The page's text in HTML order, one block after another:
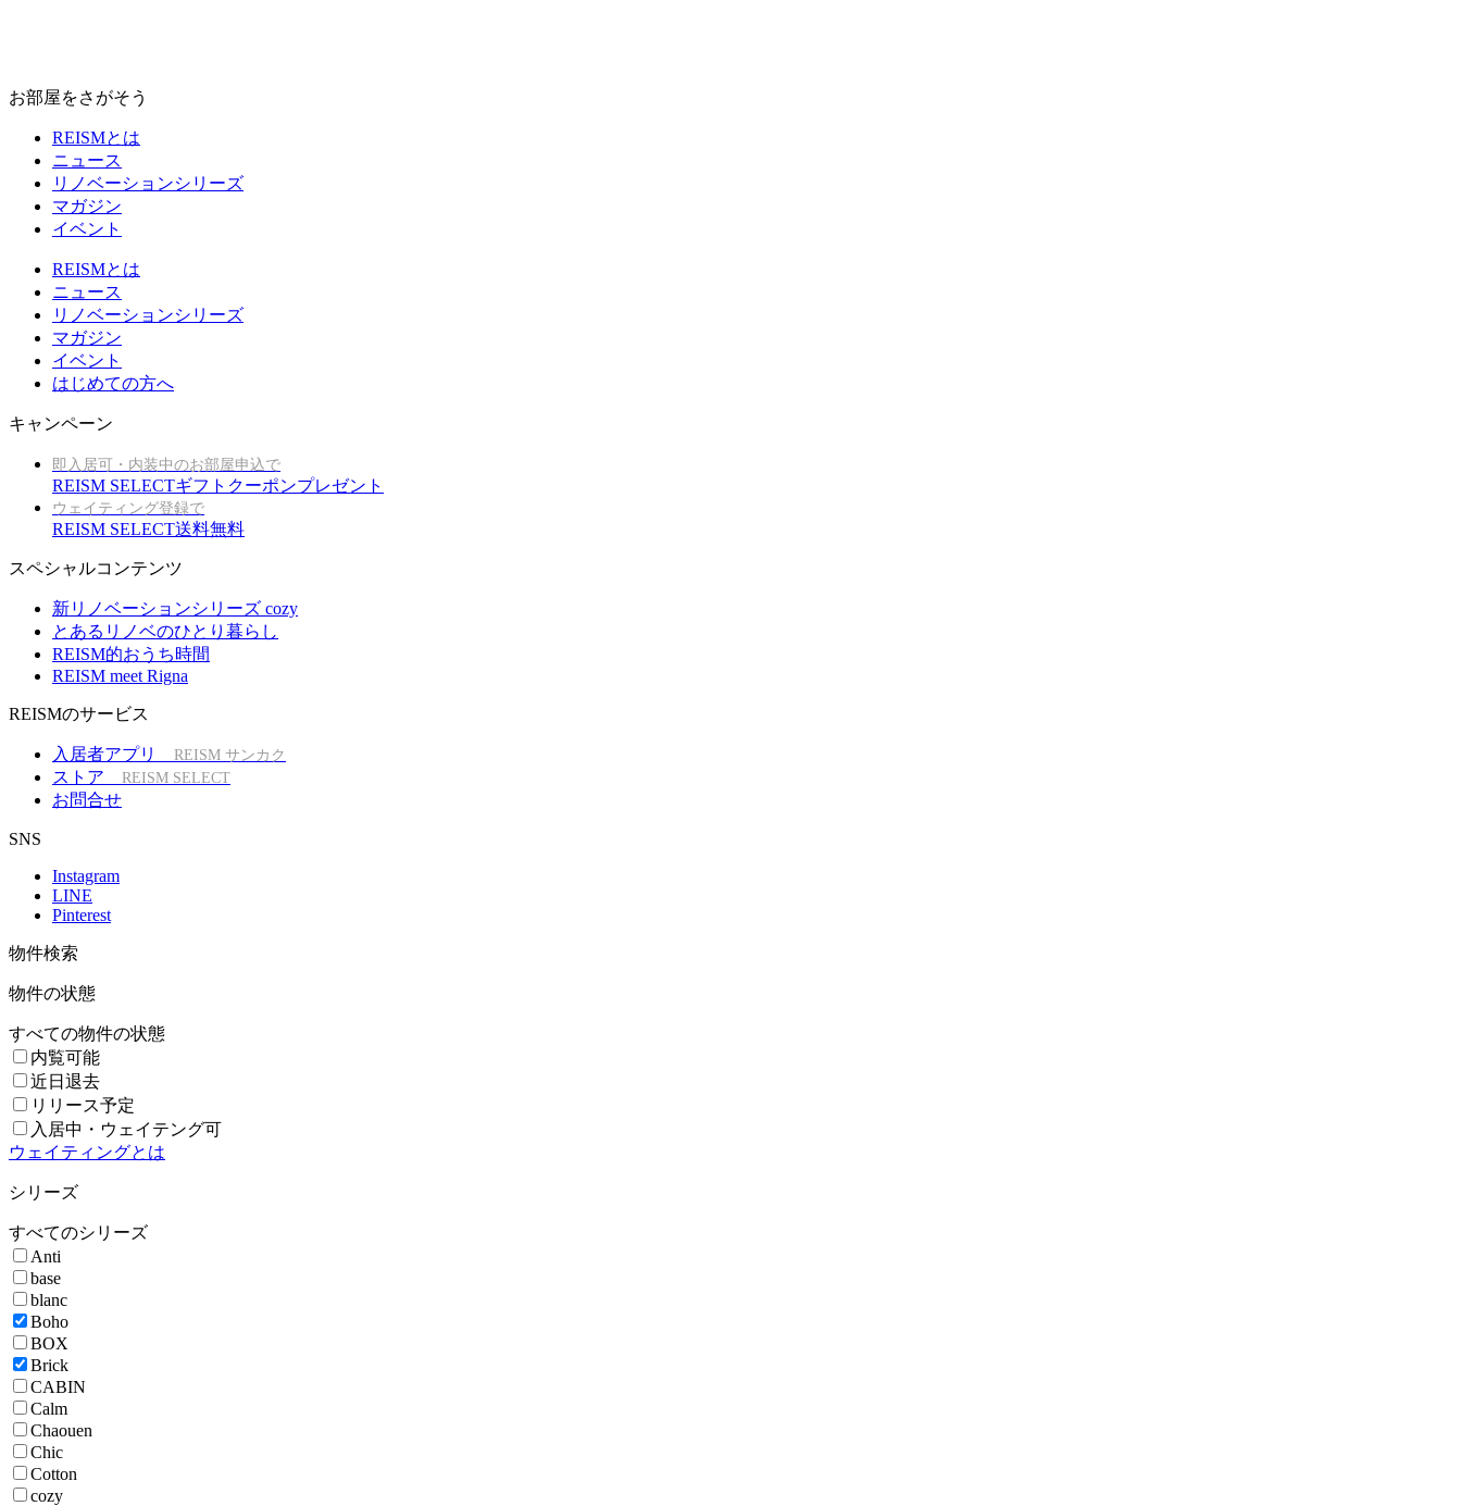
お部屋をさがそう
REISMとは
ニュース
リノベーションシリーズ
マガジン
イベント
REISMとは
ニュース
リノベーションシリーズ
マガジン
イベント
はじめての方へ
キャンペーン
即入居可・内装中のお部屋申込で
REISM SELECTギフトクーポンプレゼント
ウェイティング登録で
REISM SELECT送料無料
スペシャルコンテンツ
新リノベーションシリーズ cozy
とあるリノベのひとり暮らし
REISM的おうち時間
REISM meet Rigna
REISMのサービス
入居者アプリ REISM サンカク
ストア REISM SELECT
お問合せ
SNS
Instagram
LINE
Pinterest
物件検索
物件の状態
すべての物件の状態
内覧可能
近日退去
リリース予定
入居中・ウェイテング可
ウェイティングとは
シリーズ
すべてのシリーズ
Anti
base
blanc
Boho
BOX
Brick
CABIN
Calm
Chaouen
Chic
Cotton
cozy